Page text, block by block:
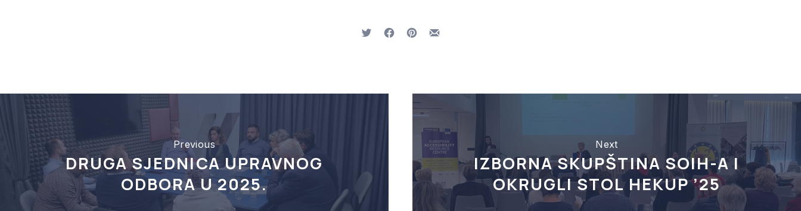
TweetShare on Facebook
Share on Pinterest
Share by Email
Previous
DRUGA SJEDNICA UPRAVNOG
ODBORA U 2025.
Next
IZBORNA SKUPŠTINA SOIH-A I
OKRUGLI STOL HEKUP ’25